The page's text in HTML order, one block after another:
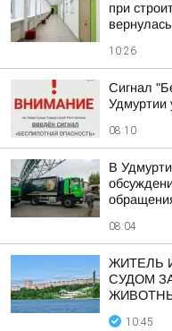
при
10:26
Сигнал
Удмуртии
08:10
В
08:04
ЖИТЕЛЬ
СУДОМ
10:45